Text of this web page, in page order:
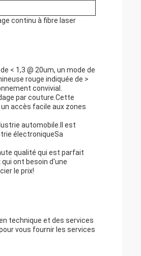
continu à fibre laser
< 1,3 @ 20um, un mode de
rouge indiquée de >
convivial.
par couture.Cette
accès facile aux zones
automobile.Il est
électroniqueSa
qualité qui est parfait
ont besoin d'une
le prix!
technique et des services
vous fournir les services